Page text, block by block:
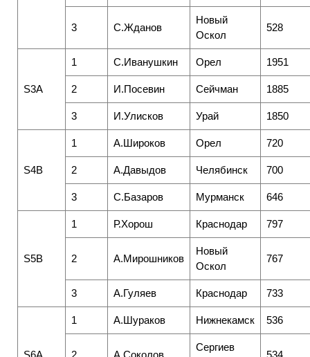
3 С.Жданов
Новый
Оскол
528
S3A
1 С.Иванушкин Орел 1951
2 И.Посевин Сейчман 1885
3 И.Улисков Урай 1850
S4B
1 А.Широков Орел 720
2 А.Давыдов Челябинск 700
3 С.Базаров Мурманск 646
S5B
1 Р.Хорош Краснодар 797
2 А.Мирошников
Новый
Оскол
767
3 А.Гуляев Краснодар 733
1 А.Шураков Нижнекамск 536
Сергиев